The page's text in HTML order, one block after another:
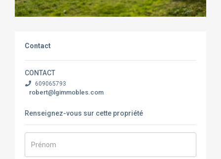
Contact
CONTACT
609065793
robert@lgimmobles.com
Renseignez-vous sur cette propriété